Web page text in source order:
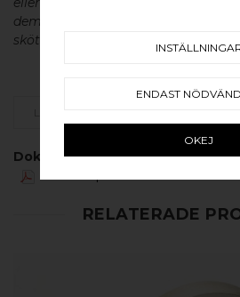
dem en väldigt lång livslängd och
skötsel av våra produkter läs mer
Dokument:
RELATERADE
ENDAST
OKEJ